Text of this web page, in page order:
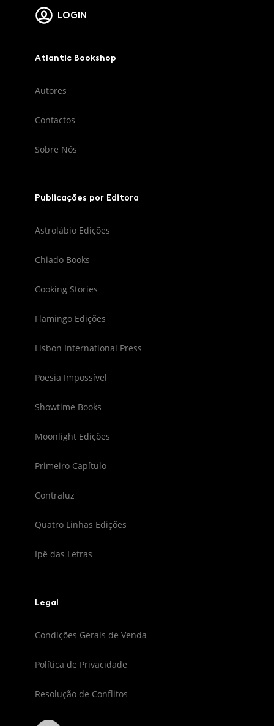
LOGIN
Atlantic Bookshop
Autores
Contactos
Sobre Nós
Publicações por Editora
Astrolábio Edições
Chiado Books
Cooking Stories
Flamingo Edições
Lisbon International Press
Poesia Impossível
Showtime Books
Moonlight Edições
Primeiro Capítulo
Contraluz
Quatro Linhas Edições
Ipê das Letras
Legal
Condições Gerais de Venda
Política de Privacidade
Resolução de Conflitos